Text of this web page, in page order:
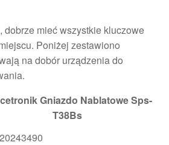
dobrze mieć wszystkie kluczowe
Poniżej zestawiono
na dobór urządzenia do
Gniazdo Nablatowe Sps-
T38Bs